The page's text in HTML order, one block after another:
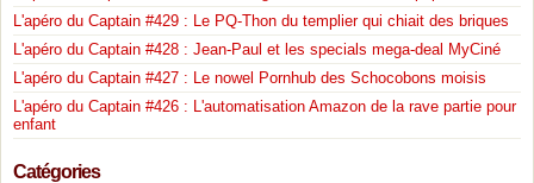
L'apéro du Captain #429 : Le PQ-Thon du templier qui chiait des briques
L'apéro du Captain #428 : Jean-Paul et les specials mega-deal MyCiné
L'apéro du Captain #427 : Le nowel Pornhub des Schocobons moisis
L'apéro du Captain #426 : L'automatisation Amazon de la rave partie pour
enfant
Catégories